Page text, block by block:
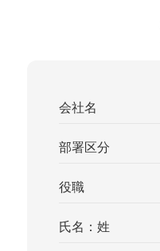
会社名
部署区分
役職
氏名：姓